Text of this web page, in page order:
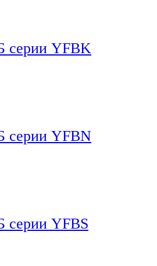
серии YFBK
серии YFBN
серии YFBS